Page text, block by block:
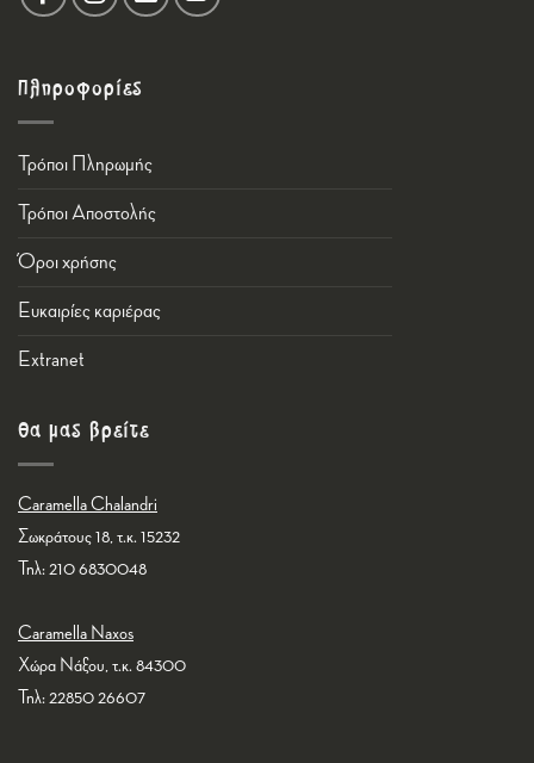
Πληροφορίες
Τρόποι Πληρωμής
Τρόποι Αποστολής
Όροι χρήσης
Ευκαιρίες καριέρας
Εxtranet
Θα μας βρείτε
Caramella Chalandri
Σωκράτους 18, τ.κ. 15232
Τηλ: 210 6830048
Caramella Naxos
Χώρα Νάξου, τ.κ. 84300
Τηλ: 22850 26607